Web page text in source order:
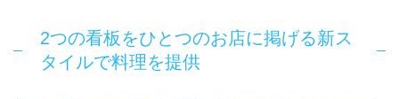
2つの看板をひとつのお店に掲げる新ス
タイルで料理を提供